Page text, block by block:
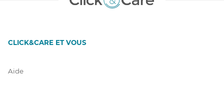
CLICK&CARE ET VOUS
Aide